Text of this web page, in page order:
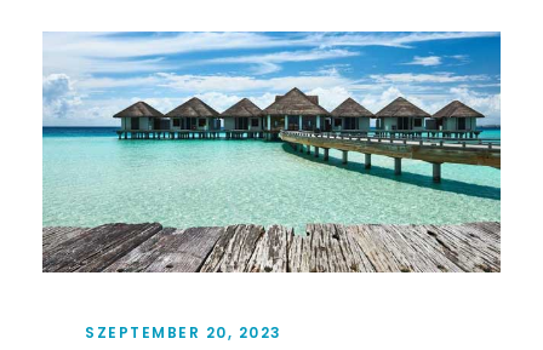
SZEPTEMBER 20, 2023